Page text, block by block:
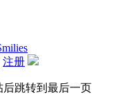
注册
后跳转到最后一页